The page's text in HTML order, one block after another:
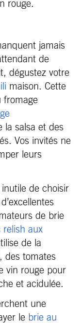
rouge.
jamais
de
dégustez votre
maison. Cette
fromage
la salsa et des
Vos invités ne
leurs
de choisir
de brie
relish aux
de la
des tomates
vin rouge pour
et acidulée.
une
le brie au